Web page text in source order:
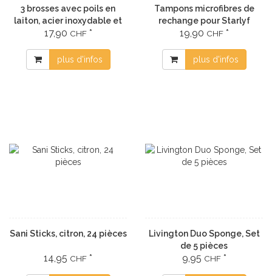
3 brosses avec poils en
laiton, acier inoxydable et
polyamide 41
17,90 CHF*
plus d'infos
Tampons microfibres de
rechange pour Starlyf
Steam Mob, 2x petit, 2x
19,90 CHF*
plus d'infos
Sani Sticks, citron, 24 pièces
14,95 CHF *
Livington Duo Sponge, Set
de 5 pièces
9,95 CHF*